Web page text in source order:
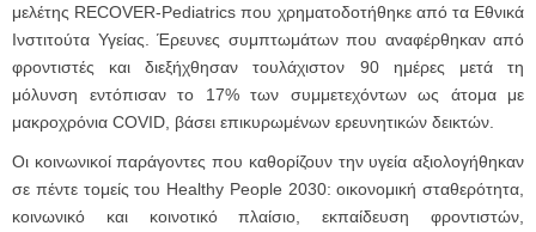
μελέτης RECOVER-Pediatrics που χρηματοδοτήθηκε από τα Εθνικά
Ινστιτούτα Υγείας. Έρευνες συμπτωμάτων που αναφέρθηκαν από
φροντιστές και διεξήχθησαν τουλάχιστον 90 ημέρες μετά τη
μόλυνση εντόπισαν το 17% των συμμετεχόντων ως άτομα με
μακροχρόνια COVID, βάσει επικυρωμένων ερευνητικών δεικτών.
Οι κοινωνικοί παράγοντες που καθορίζουν την υγεία αξιολογήθηκαν
σε πέντε τομείς του Healthy People 2030: οικονομική σταθερότητα,
κοινωνικό και κοινοτικό πλαίσιο, εκπαίδευση φροντιστών,